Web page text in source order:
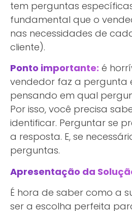
tem perguntas
fundamental que o
nas necessidades de
cliente).
Ponto importante: é
vendedor faz a pergunta
pensando em qual
Por isso, você precisa
identificar. Perguntar se
a resposta. E, se
perguntas.
Apresentação da
É hora de saber como a
ser a escolha perfeita